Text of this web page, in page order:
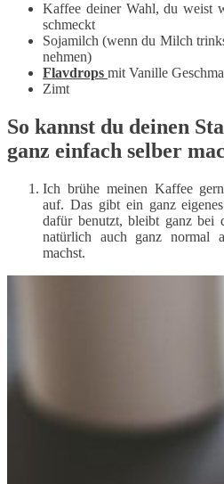
Kaffee deiner Wahl, du weist
schmeckt
Sojamilch (wenn du Milch
nehmen)
Flavdrops mit Vanille
Zimt
So kannst du deinen
ganz einfach selber
Ich brühe meinen Kaffee
auf. Das gibt ein ganz
dafür benutzt, bleibt ganz bei
natürlich auch ganz normal
machst.